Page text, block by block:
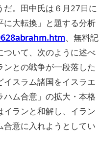
。田中氏は６月27日に
大転換」と題する分析
、無料記
いて、次のように述べ
ンとの戦争が一段落した
スラム諸国をイスラエ
ム合意」の拡大・本格
ランと和解し、イラン
合意に入れようとしてい